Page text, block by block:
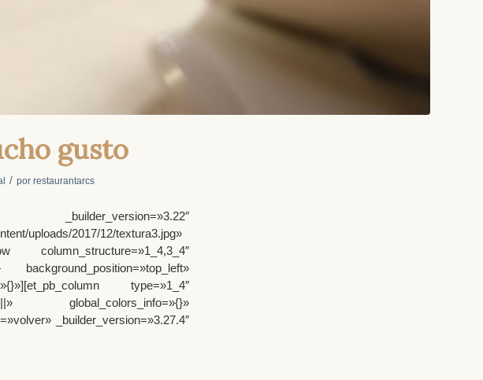
gusto
/ por restaurantarcs
uploads/2017/12/textura3.jpg»
column_structure=»1_4,3_4″
background_position=»top_left»
type=»1_4″
global_colors_info=»{}»
_builder_version=»3.27.4″